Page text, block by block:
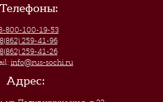
Телефоны:
800-100-19-53
8(862) 259-41-96
8(862) 259-41-26
info@rus-sochi.ru
Адрес: